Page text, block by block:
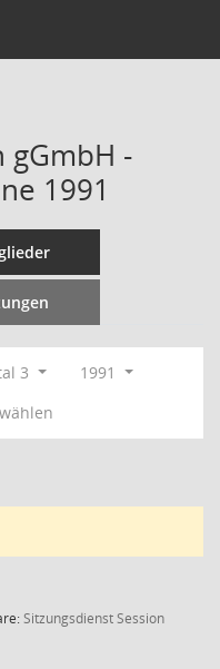
-
1991
3
1991
SitzungsdienstSession(Wird in